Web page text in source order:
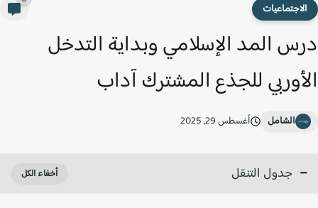
المد الإسلامي وبداية التدخل
للجذع المشترك آداب
الشامل أغسطس 29, 2025
جدول التنقل